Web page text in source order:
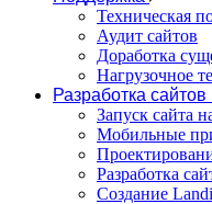
Техническая
Аудит сайтов
Доработка
Нагрузочное
Разработка
Запуск сайта
Мобильные
Разработка
Создание